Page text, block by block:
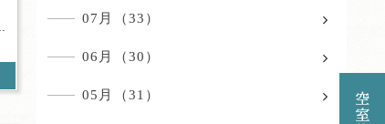
07月（33）
06月（30）
05月（31）